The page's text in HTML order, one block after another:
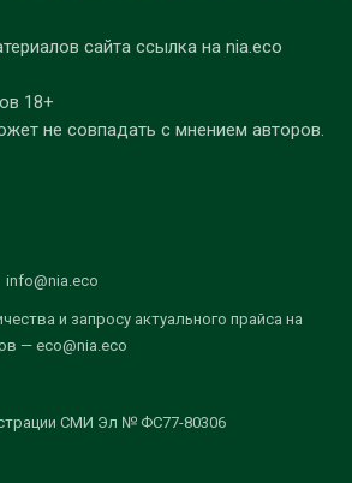
сайта ссылка на nia.eco
18+
не совпадать с мнением авторов.
и запросу актуального прайса на
— eco@nia.eco
СМИ Эл № ФС77-80306